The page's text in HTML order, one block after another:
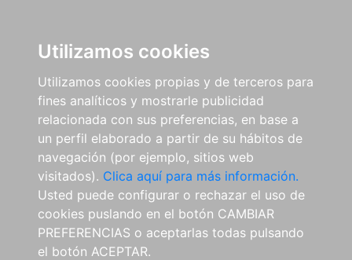
Utilizamos cookies
Utilizamos cookies propias y de terceros para
fines analíticos y mostrarle publicidad
relacionada con sus preferencias, en base a
un perfil elaborado a partir de su hábitos de
navegación (por ejemplo, sitios web
visitados). Clica aquí para más información.
Usted puede configurar o rechazar el uso de
cookies puslando en el botón CAMBIAR
PREFERENCIAS o aceptarlas todas pulsando
el botón ACEPTAR.